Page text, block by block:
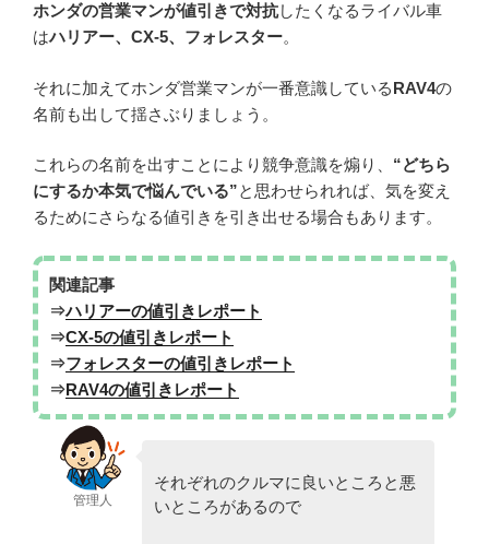
ホンダの営業マンが値引きで対抗したくなるライバル車
はハリアー、CX-5、フォレスター。
それに加えてホンダ営業マンが一番意識しているRAV4の
名前も出して揺さぶりましょう。
これらの名前を出すことにより競争意識を煽り、 “どちら
にするか本気で悩んでいる”と思わせられれば、気を変え
るためにさらなる値引きを引き出せる場合もあります。
関連記事
⇒ハリアーの値引きレポート
⇒CX-5の値引きレポート
⇒フォレスターの値引きレポート
⇒RAV4の値引きレポート
管理人
それぞれのクルマに良いところと悪
いところがあるので